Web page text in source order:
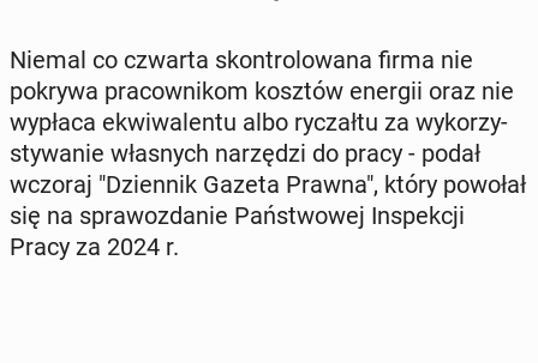
Niemal co czwarta skon­tro­lo­wa­na firma nie
pokrywa pra­cow­ni­kom kosztów energii oraz nie
wypłaca ekwi­wa­len­tu albo ry­czał­tu za wy­ko­rzy­
sty­wa­nie wła­snych na­rzę­dzi do pracy - podał
wczoraj "Dzien­nik Gazeta Prawna", który powołał
się na spra­woz­da­nie Pań­stwo­wej In­spek­cji
Pracy za 2024 r.